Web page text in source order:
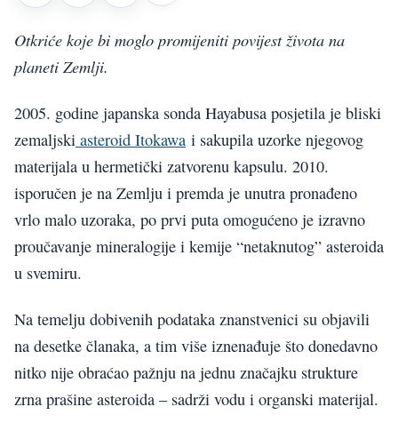
Otkriće koje bi moglo promijeniti povijest života na
planeti Zemlji.
2005. godine japanska sonda Hayabusa posjetila je bliski
zemaljski asteroid Itokawa i sakupila uzorke njegovog
materijala u hermetički zatvorenu kapsulu. 2010.
isporučen je na Zemlju i premda je unutra pronađeno
vrlo malo uzoraka, po prvi puta omogućeno je izravno
proučavanje mineralogije i kemije “netaknutog” asteroida
u svemiru.
Na temelju dobivenih podataka znanstvenici su objavili
na desetke članaka, a tim više iznenađuje što donedavno
nitko nije obraćao pažnju na jednu značajku strukture
zrna prašine asteroida – sadrži vodu i organski materijal.